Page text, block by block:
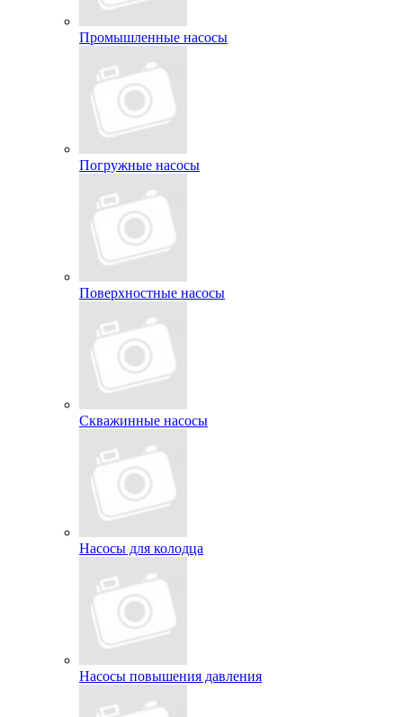
Промышленные насосы
Погружные насосы
Поверхностные насосы
Скважинные насосы
Насосы для колодца
Насосы повышения давления